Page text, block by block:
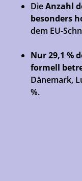
DieAnzahl
besonders
dem EU-
Nur 29,1 %
formell
Dänemark,
%.